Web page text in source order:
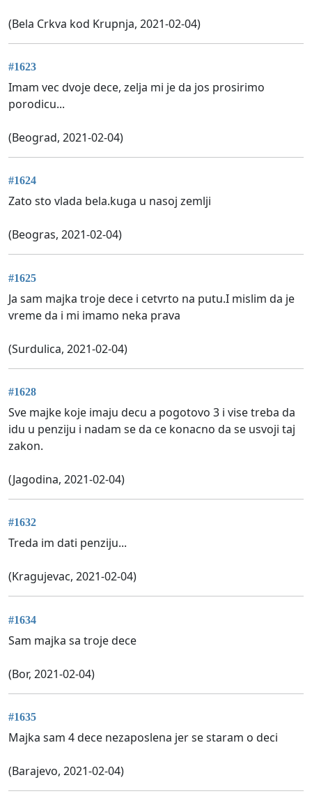
(Bela Crkva kod Krupnja, 2021-02-04)
#1623
Imam vec dvoje dece, zelja mi je da jos prosirimo
porodicu...
(Beograd, 2021-02-04)
#1624
Zato sto vlada bela.kuga u nasoj zemlji
(Beogras, 2021-02-04)
#1625
Ja sam majka troje dece i cetvrto na putu.I mislim da je
vreme da i mi imamo neka prava
(Surdulica, 2021-02-04)
#1628
Sve majke koje imaju decu a pogotovo 3 i vise treba da
idu u penziju i nadam se da ce konacno da se usvoji taj
zakon.
(Jagodina, 2021-02-04)
#1632
Treda im dati penziju...
(Kragujevac, 2021-02-04)
#1634
Sam majka sa troje dece
(Bor, 2021-02-04)
#1635
Majka sam 4 dece nezaposlena jer se staram o deci
(Barajevo, 2021-02-04)